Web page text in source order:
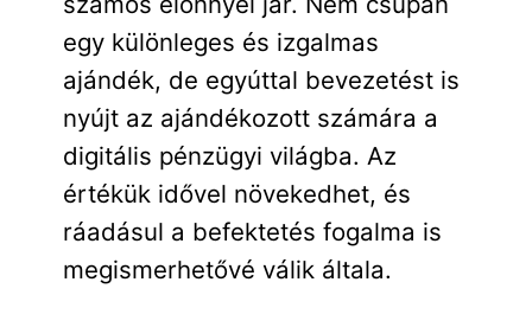
egy különleges és izgalmas
ajándék, de egyúttal bevezetést is
nyújt az ajándékozott számára a
digitális pénzügyi világba. Az
értékük idővel növekedhet, és
ráadásul a befektetés fogalma is
megismerhetővé válik általa.